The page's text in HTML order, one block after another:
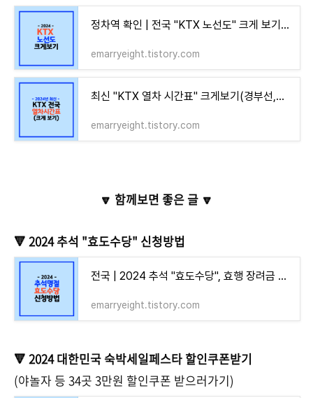
정차역 확인 | 전국 "KTX 노선도" 크게 보기(경부선,전라선,호남선, 강릉선, 경전선, 중앙선, 중부
emarryeight.tistory.com
최신 "KTX 열차 시간표" 크게보기(경부선,전라선,호남선,강릉,여수,전주역 상행 하행)
emarryeight.tistory.com
🔽 함께보면 좋은 글 🔽
🔻 2024 추석 "효도수당" 신청방법
전국 | 2024 추석 "효도수당", 효행 장려금 30만원 신청방법은? (노부모 부양가족 필독!)
emarryeight.tistory.com
🔻 2024 대한민국 숙박세일페스타 할인쿠폰받기
(야놀자 등 34곳 3만원 할인쿠폰 받으러가기)